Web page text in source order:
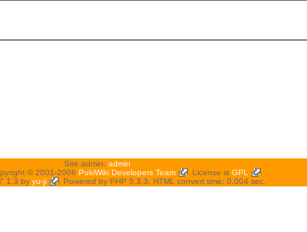
Site admin: admin
© 2001-2006 PukiWiki Developers Team . License is GPL
1.3 by yu-ji . Powered by PHP 5.3.3. HTML convert time: 0.004 sec.